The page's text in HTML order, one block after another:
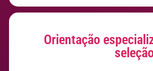
Orientação